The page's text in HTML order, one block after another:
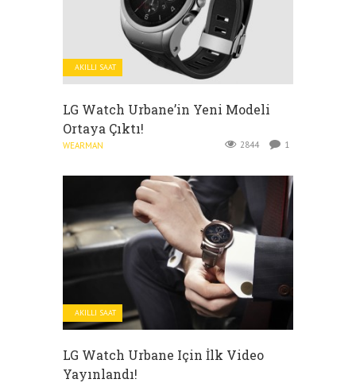
AKILLI SAAT
LG Watch Urbane’in Yeni Modeli
Ortaya Çıktı!
WEARMAN 2844 1
AKILLI SAAT
LG Watch Urbane Için İlk Video
Yayınlandı!